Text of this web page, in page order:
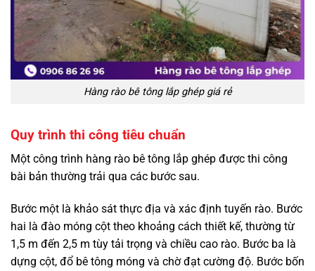
Hàng rào bê tông lắp ghép giá rẻ
Quy trình thi công tiêu chuẩn
Một công trình hàng rào bê tông lắp ghép được thi công
bài bản thường trải qua các bước sau.
Bước một là khảo sát thực địa và xác định tuyến rào. Bước
hai là đào móng cột theo khoảng cách thiết kế, thường từ
1,5 m đến 2,5 m tùy tải trọng và chiều cao rào. Bước ba là
dựng cột, đổ bê tông móng và chờ đạt cường độ. Bước bốn